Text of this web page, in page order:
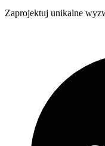
Zaprojektuj unikalne